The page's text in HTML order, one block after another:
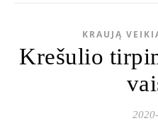
KRAUJĄ
Krešulio